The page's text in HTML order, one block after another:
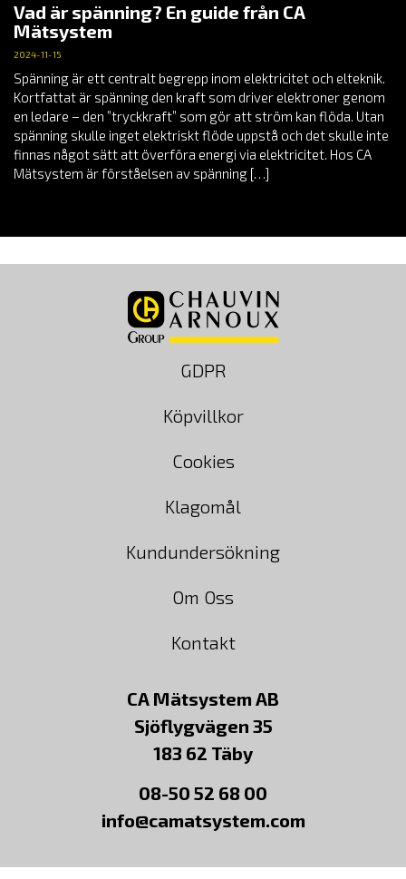
Vad är spänning? En guide från CA
Mätsystem
2024-11-15
Spänning är ett centralt begrepp inom elektricitet och elteknik.
Kortfattat är spänning den kraft som driver elektroner genom
en ledare – den ”tryckkraft” som gör att ström kan flöda. Utan
spänning skulle inget elektriskt flöde uppstå och det skulle inte
finnas något sätt att överföra energi via elektricitet. Hos CA
Mätsystem är förståelsen av spänning […]
GDPR
Köpvillkor
Cookies
Klagomål
Kundundersökning
Om Oss
Kontakt
CA Mätsystem AB
Sjöflygvägen 35
183 62 Täby
08-50 52 68 00
info@camatsystem.com